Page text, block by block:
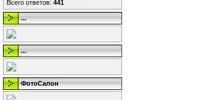
Всего ответов: 441
...
...
ФотоСалон